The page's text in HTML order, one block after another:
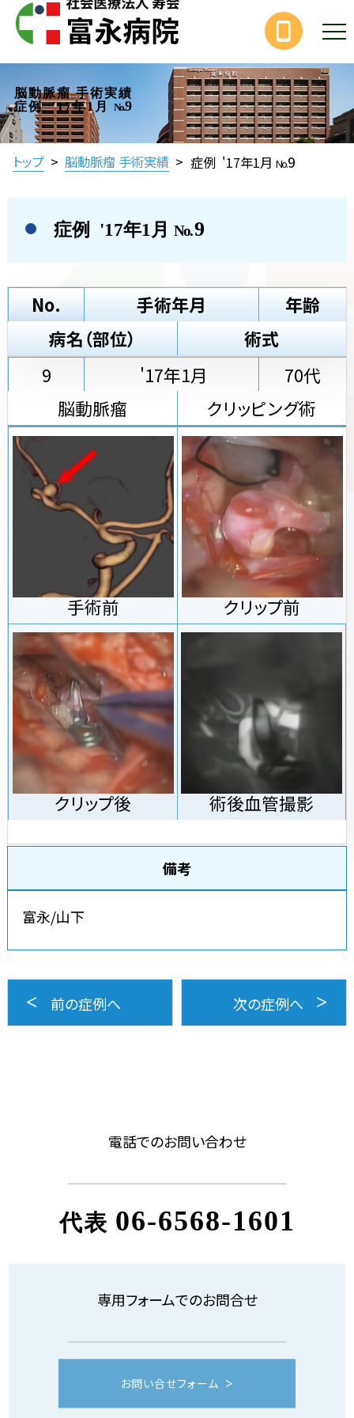
脳動脈瘤 手術実績
症例 '17年1月
No.9
トップ > 脳動脈瘤 手術実績 > 症例 '17年1月 No.9
症例 '17年1月 No.9
No. 手術年月
年齢
病名（部位）
術式
9
'17年1月
70代
脳動脈瘤
クリッピング術
手術前 クリップ前
クリップ後 術後血管撮影
備考
富永/山下
前の症例へ 次の症例へ
電話でのお問い合わせ
代表 06-6568-1601
専用フォームでのお問合せ
お問い合せフォーム